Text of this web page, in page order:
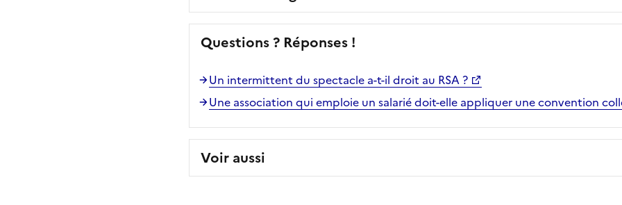
Questions ? Réponses !
Un intermittent du spectacle a-t-il droit au RSA ?
Une association qui emploie un salarié doit-elle appliquer une convention
Voir aussi